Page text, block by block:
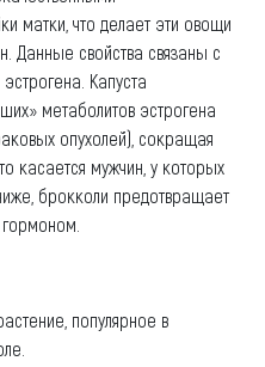
матки, что делает эти овощи
Данные свойства связаны с
Капуста
метаболитов эстрогена
опухолей), сокращая
касается мужчин, у которых
брокколи предотвращает
популярное в